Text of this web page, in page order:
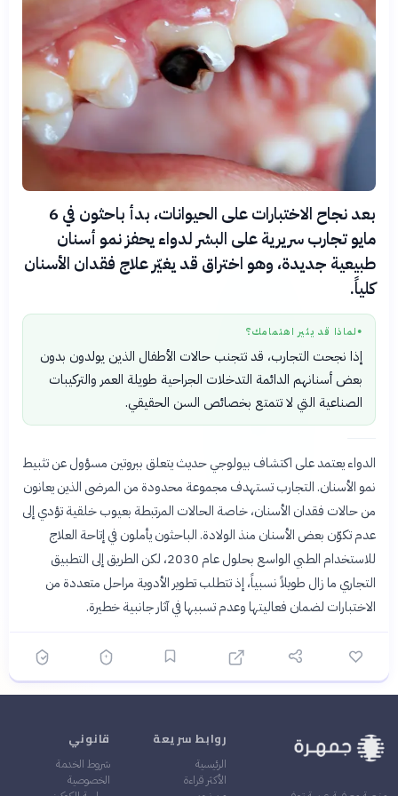
بعد نجاح الاختبارات على الحيوانات، بدأ باحثون في 6
مايو تجارب سريرية على البشر لدواء يحفز نمو أسنان
طبيعية جديدة، وهو اختراق قد يغيّر علاج فقدان الأسنان
كلياً.
● لماذا قد يثير اهتمامك؟
إذا نجحت التجارب، قد تتجنب حالات الأطفال الذين يولدون بدون
بعض أسنانهم الدائمة التدخلات الجراحية طويلة العمر والتركيبات
الصناعية التي لا تتمتع بخصائص السن الحقيقي.
الدواء يعتمد على اكتشاف بيولوجي حديث يتعلق ببروتين مسؤول عن تثبيط
نمو الأسنان. التجارب تستهدف مجموعة محدودة من المرضى الذين يعانون
من حالات فقدان الأسنان، خاصة الحالات المرتبطة بعيوب خلقية تؤدي إلى
عدم تكوّن بعض الأسنان منذ الولادة. الباحثون يأملون في إتاحة العلاج
للاستخدام الطبي الواسع بحلول عام 2030، لكن الطريق إلى التطبيق
التجاري ما زال طويلاً نسبياً، إذ تتطلب تطوير الأدوية مراحل متعددة من
الاختبارات لضمان فعاليتها وعدم تسببها في آثار جانبية خطيرة.
روابط سريعة
الرئيسية
الأكثر قراءة
قانوني
شروط الخدمة
الخصوصية